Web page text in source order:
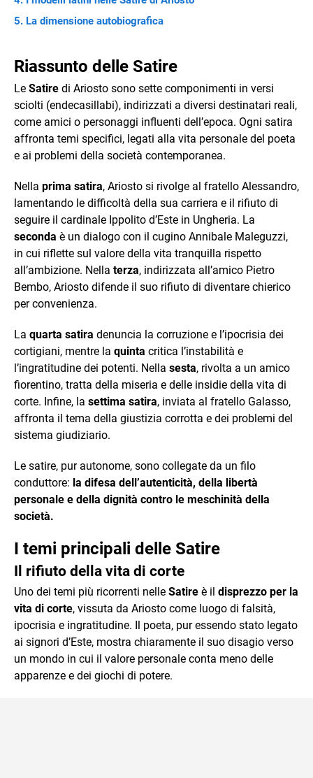
La dimensione autobiografica
Riassunto delle Satire
Le Satire di Ariosto sono sette componimenti in versi
sciolti (endecasillabi), indirizzati a diversi destinatari reali,
come amici o personaggi influenti dell’epoca. Ogni satira
affronta temi specifici, legati alla vita personale del poeta
e ai problemi della società contemporanea.
Nella prima satira, Ariosto si rivolge al fratello Alessandro,
lamentando le difficoltà della sua carriera e il rifiuto di
seguire il cardinale Ippolito d’Este in Ungheria. La
seconda è un dialogo con il cugino Annibale Maleguzzi,
in cui riflette sul valore della vita tranquilla rispetto
all’ambizione. Nella terza, indirizzata all’amico Pietro
Bembo, Ariosto difende il suo rifiuto di diventare chierico
per convenienza.
La quarta satira denuncia la corruzione e l’ipocrisia dei
cortigiani, mentre la quinta critica l’instabilità e
l’ingratitudine dei potenti. Nella sesta, rivolta a un amico
fiorentino, tratta della miseria e delle insidie della vita di
corte. Infine, la settima satira, inviata al fratello Galasso,
affronta il tema della giustizia corrotta e dei problemi del
sistema giudiziario.
Le satire, pur autonome, sono collegate da un filo
conduttore: la difesa dell’autenticità, della libertà
personale e della dignità contro le meschinità della
società.
I temi principali delle Satire
Il rifiuto della vita di corte
Uno dei temi più ricorrenti nelle Satire è il disprezzo per la
vita di corte, vissuta da Ariosto come luogo di falsità,
ipocrisia e ingratitudine. Il poeta, pur essendo stato legato
ai signori d’Este, mostra chiaramente il suo disagio verso
un mondo in cui il valore personale conta meno delle
apparenze e dei giochi di potere.